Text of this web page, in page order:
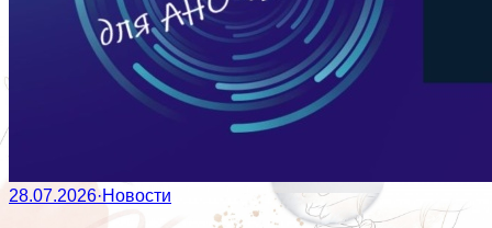
28.07.2026·Новости